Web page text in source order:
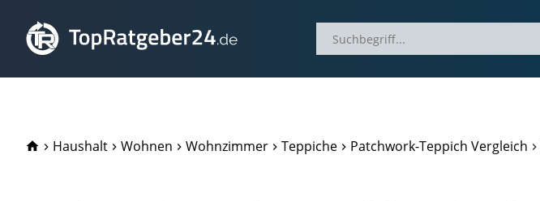
TopRatgeber24.de
Haushalt Wohnen Wohnzimmer Teppiche Patchwork-Teppich Vergleich